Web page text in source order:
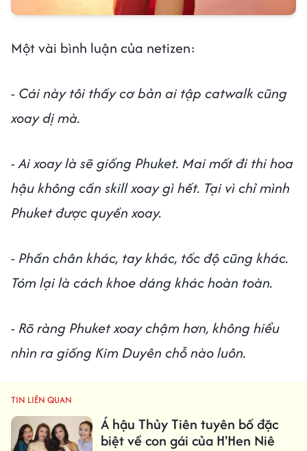
Một vài bình luận của netizen:
- Cái này tôi thấy cơ bản ai tập catwalk cũng
xoay dị mà.
- Ai xoay là sẽ giống Phuket. Mai mốt đi thi hoa
hậu không cần skill xoay gì hết. Tại vì chỉ mình
Phuket được quyền xoay.
- Phần chân khác, tay khác, tốc độ cũng khác.
Tóm lại là cách khoe dáng khác hoàn toàn.
- Rõ ràng Phuket xoay chậm hơn, không hiểu
nhìn ra giống Kim Duyên chỗ nào luôn.
TIN LIÊN QUAN
Á hậu Thủy Tiên tuyên bố đặc
biệt về con gái của H'Hen Niê